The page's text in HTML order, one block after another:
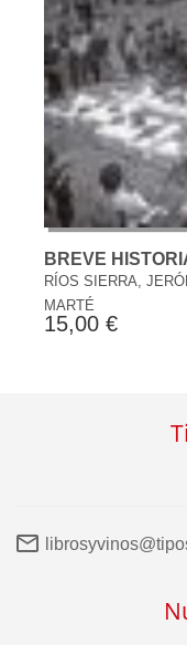
BREVE
RÍOS SIERRA,
MARTÉ
15,00 €